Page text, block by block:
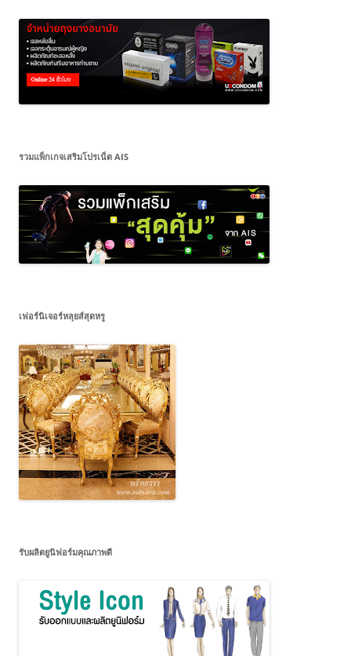
รวมแพ็กเกจเสริมโปรเน็ต AIS
เฟอร์นิเจอร์หลุยส์สุดหรู
รับผลิตยูนิฟอร์มคุณภาพดี